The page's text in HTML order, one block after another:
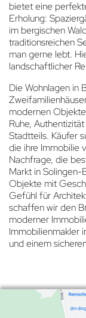
bietet eine
Erholung:
im bergischen
traditionsreichen
man gerne lebt.
landschaftlicher
Die Wohnlagen in
modernen
Ruhe,
Stadtteils. Käufer
die ihre Immobilie
Nachfrage, die
Markt in Solingen-
Objekte mit
Gefühl für
schaffen wir den
moderner
Immobilienmakler
und einem